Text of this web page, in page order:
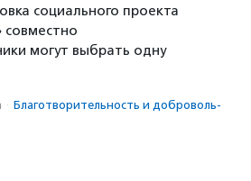
социального проекта
совместно
могут выбрать одну
· Благотвори­тель­ность и доброволь­